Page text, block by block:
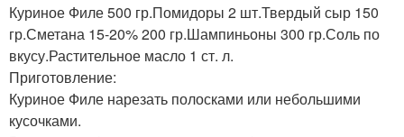
Куриное Филе 500 гр.Помидоры 2 шт.Твердый сыр 150
гр.Сметана 15-20% 200 гр.Шампиньоны 300 гр.Соль по
вкусу.Растительное масло 1 ст. л.
Приготовление:
Куриное Филе нарезать полосками или небольшими
кусочками.